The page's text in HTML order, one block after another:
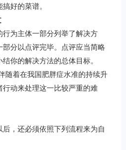
好的菜谱。
为主体一部分列举了解决方
分以点评完毕。点评应当简略
你的解决方法的总体目标。
随着在我国肥胖症水准的持续升
动来处理这一比较严重的难
，还必须依照下列流程来为自